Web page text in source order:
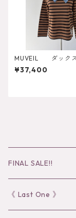
MUVEIL ダックス
O MA263UTS001
¥37,400
FINAL SALE!!
30％OFF
《 Last One 》